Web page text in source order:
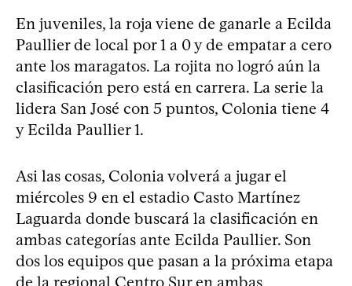
En juveniles, la roja viene de ganarle a Ecilda
Paullier de local por 1 a 0 y de empatar a cero
ante los maragatos. La rojita no logró aún la
clasificación pero está en carrera. La serie la
lidera San José con 5 puntos, Colonia tiene 4
y Ecilda Paullier 1.
Asi las cosas, Colonia volverá a jugar el
miércoles 9 en el estadio Casto Martínez
Laguarda donde buscará la clasificación en
ambas categorías ante Ecilda Paullier. Son
dos los equipos que pasan a la próxima etapa
de la regional Centro Sur en ambas